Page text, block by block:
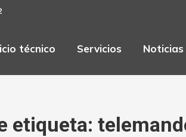
técnico Servicios Noticias
etiqueta: